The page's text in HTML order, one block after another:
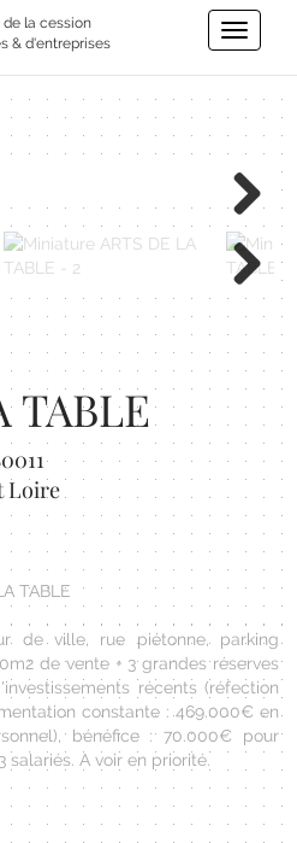
la cession
& d'entreprises
Toggle
Next
Next
TABLE
Loire
TABLE
de ville, rue piétonne, parking
de vente + 3 grandes réserves
récents (réfection
constante : 469.000€ en
bénéfice : 70.000€ pour
A voir en priorité.